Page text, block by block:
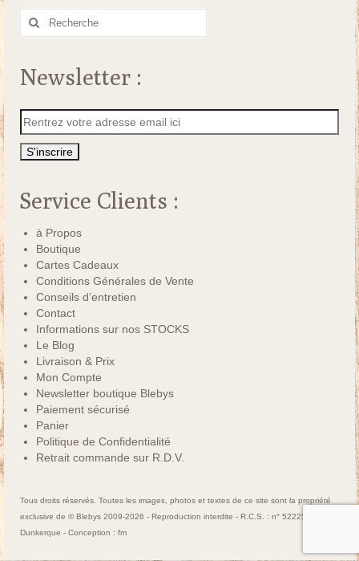
Rechercher
Newsletter :
Service Clients :
à Propos
Boutique
Cartes Cadeaux
Conditions Générales de Vente
Conseils d’entretien
Contact
Informations sur nos STOCKS
Le Blog
Livraison & Prix
Mon Compte
Newsletter boutique Blebys
Paiement sécurisé
Panier
Politique de Confidentialité
Retrait commande sur R.D.V.
Tous droits réservés. Toutes les images, photos et textes de ce site sont la propriété
exclusive de © Blebys 2009-2026 - Reproduction interdite - R.C.S. : n° 522250463
Dunkerque - Conception : fm